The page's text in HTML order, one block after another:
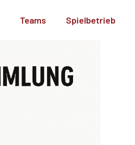
Teams Spielbetrieb